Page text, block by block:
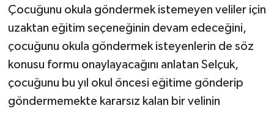
Çocuğunu okula göndermek istemeyen veliler için
uzaktan eğitim seçeneğinin devam edeceğini,
çocuğunu okula göndermek isteyenlerin de söz
konusu formu onaylayacağını anlatan Selçuk,
çocuğunu bu yıl okul öncesi eğitime gönderip
göndermemekte kararsız kalan bir velinin